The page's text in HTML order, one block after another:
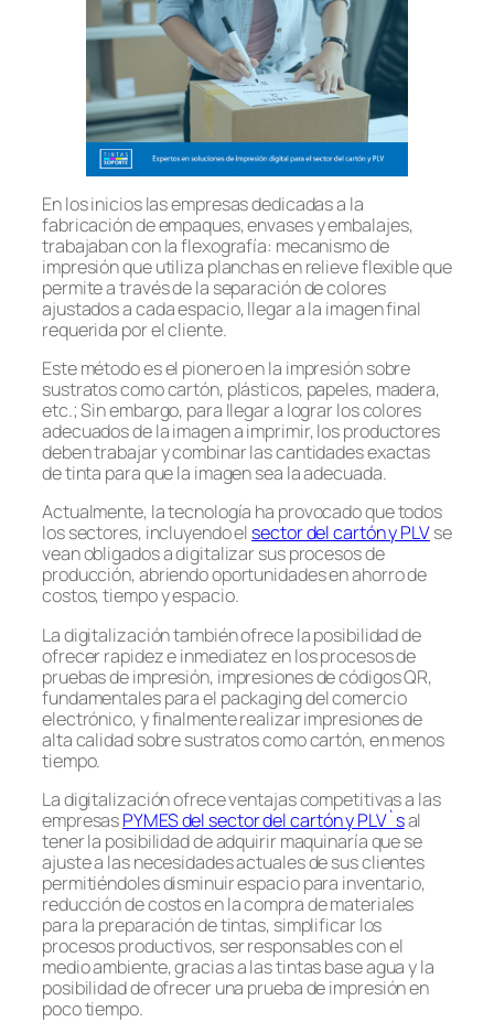
En los inicios las empresas dedicadas a la
fabricación de empaques, envases y embalajes,
trabajaban con la flexografía: mecanismo de
impresión que utiliza planchas en relieve flexible que
permite a través de la separación de colores
ajustados a cada espacio, llegar a la imagen final
requerida por el cliente.
Este método es el pionero en la impresión sobre
sustratos como cartón, plásticos, papeles, madera,
etc.; Sin embargo, para llegar a lograr los colores
adecuados de la imagen a imprimir, los productores
deben trabajar y combinar las cantidades exactas
de tinta para que la imagen sea la adecuada.
Actualmente, la tecnología ha provocado que todos
los sectores, incluyendo el sector del cartón y PLVse
vean obligados a digitalizar sus procesos de
producción, abriendo oportunidades en ahorro de
costos, tiempo y espacio.
La digitalización también ofrece la posibilidad de
ofrecer rapidez e inmediatez en los procesos de
pruebas de impresión, impresiones de códigos QR,
fundamentales para el packaging del comercio
electrónico, y finalmente realizar impresiones de
alta calidad sobre sustratos como cartón, en menos
tiempo.
La digitalización ofrece ventajas competitivas a las
empresasPYMES del sector del cartón y PLV`sal
tener la posibilidad de adquirir maquinaría que se
ajuste a las necesidades actuales de sus clientes
permitiéndoles disminuir espacio para inventario,
reducción de costos en la compra de materiales
para la preparación de tintas, simplificar los
procesos productivos, ser responsables con el
medio ambiente, gracias a las tintas base agua y la
posibilidad de ofrecer una prueba de impresión en
poco tiempo.